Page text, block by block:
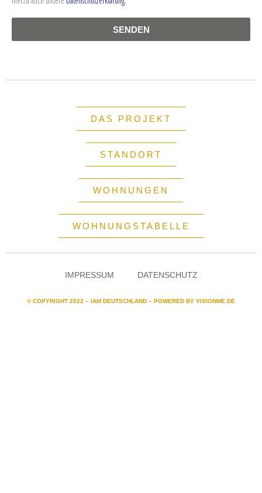
SENDEN
DAS PROJEKT
STANDORT
WOHNUNGEN
WOHNUNGSTABELLE
IMPRESSUM DATENSCHUTZ
© COPYRIGHT 2022 – IAM DEUTSCHLAND – POWERED BY VISIONME.DE